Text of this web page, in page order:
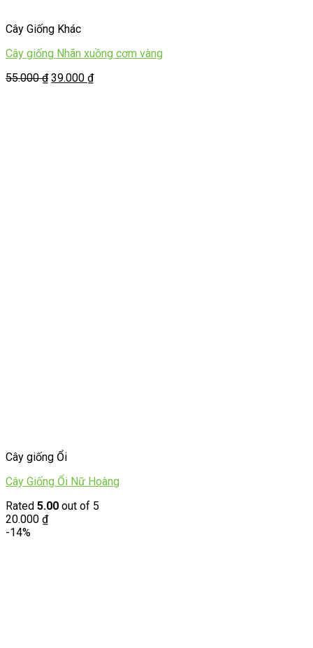
Cây Giống Khác
Cây giống Nhãn xuồng cơm vàng
55.000₫ 39.000 ₫
Cây giống Ổi
Cây Giống Ổi Nữ Hoàng
Rated 5.00 out of 5
20.000 ₫
-14%